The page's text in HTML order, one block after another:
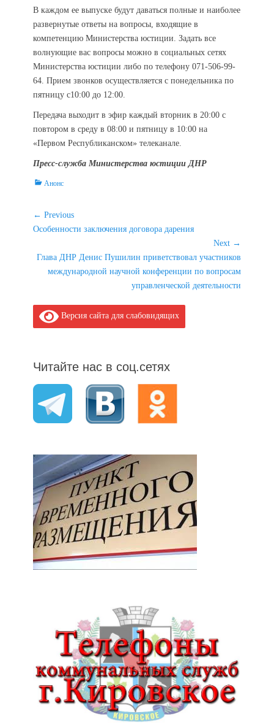
В каждом ее выпуске будут даваться полные и наиболее
развернутые ответы на вопросы, входящие в
компетенцию Министерства юстиции. Задать все
волнующие вас вопросы можно в социальных сетях
Министерства юстиции либо по телефону 071-506-99-
64. Прием звонков осуществляется с понедельника по
пятницу с10:00 до 12:00.
Передача выходит в эфир каждый вторник в 20:00 с
повтором в среду в 08:00 и пятницу в 10:00 на
«Первом Республиканском» телеканале.
Пресс-служба Министерства юстиции ДНР
Categories
Анонс
Навигация
по
← Previous
Previous
Особенности заключения договора дарения
Next →
Next
post:
Глава ДНР Денис Пушилин приветствовал участников
международной научной конференции по вопросам
управленческой деятельности
Версия сайта для слабовидящих
Читайте нас в соц.сетях